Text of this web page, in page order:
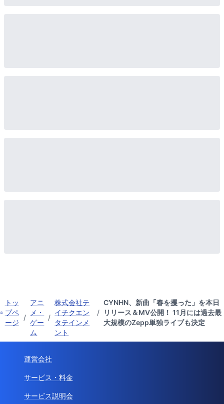
トッ
プペ
ージ
/
アニ
メ・
ゲー
ム
/
株式会社テ
イチクエン
タテインメ
ント
/
CYNHN、新曲「春を攫った」を本日
リリース＆MV公開！ 11月には過去最
大規模のZepp単独ライブも決定
運営会社
サービス・料金
サービス説明会